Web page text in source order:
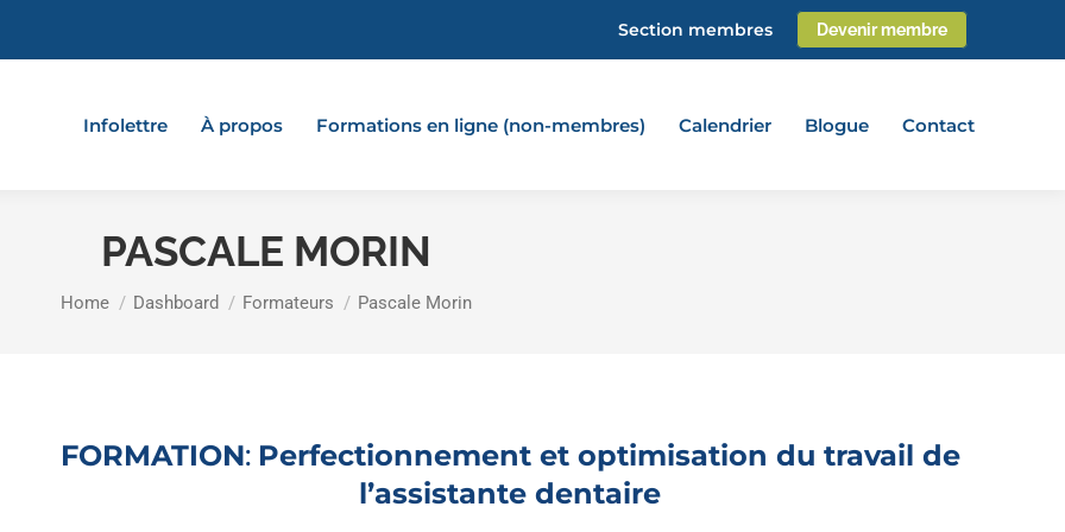
Section membres Devenir membre
Infolettre À propos Formations en ligne (non-membres) Calendrier Blogue Contact
PASCALE MORIN
You are here:
Home Dashboard Formateurs Pascale Morin
FORMATION: Perfectionnement et optimisation du travail de
l’assistante dentaire